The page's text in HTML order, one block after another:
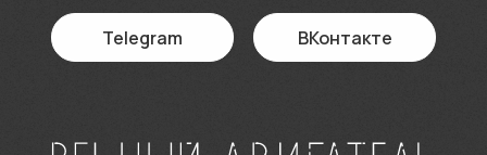
ВКонтакте
Telegram